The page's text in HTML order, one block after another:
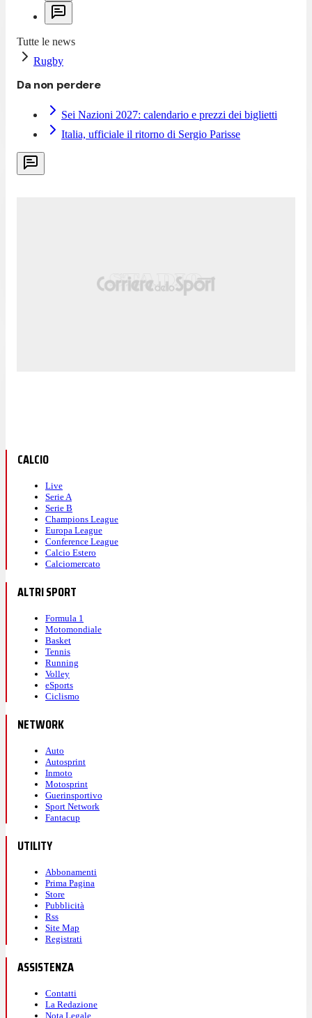
Tutte le news
Rugby
Da non perdere
Sei Nazioni 2027: calendario e prezzi dei biglietti
Italia, ufficiale il ritorno di Sergio Parisse
CALCIO
Live
Serie A
Serie B
Champions League
Europa League
Conference League
Calcio Estero
Calciomercato
ALTRI SPORT
Formula 1
Motomondiale
Basket
Tennis
Running
Volley
eSports
Ciclismo
NETWORK
Auto
Autosprint
Inmoto
Motosprint
Guerinsportivo
Sport Network
Fantacup
UTILITY
Abbonamenti
Prima Pagina
Store
Pubblicità
Rss
Site Map
Registrati
ASSISTENZA
Contatti
La Redazione
Nota Legale